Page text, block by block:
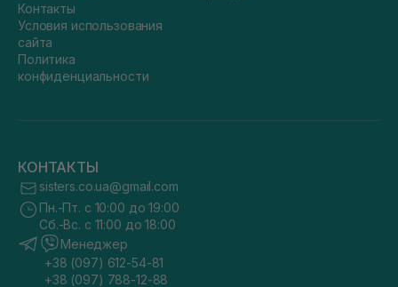
Контакты
Условия использования
сайта
Политика
конфиденциальности
КОНТАКТЫ
sisters.co.ua@gmail.com
Пн.-Пт. с 10:00 до 19:00
Сб.-Вс. с 11:00 до 18:00
Менеджер
+38 (097) 612-54-81
+38 (097) 788-12-88